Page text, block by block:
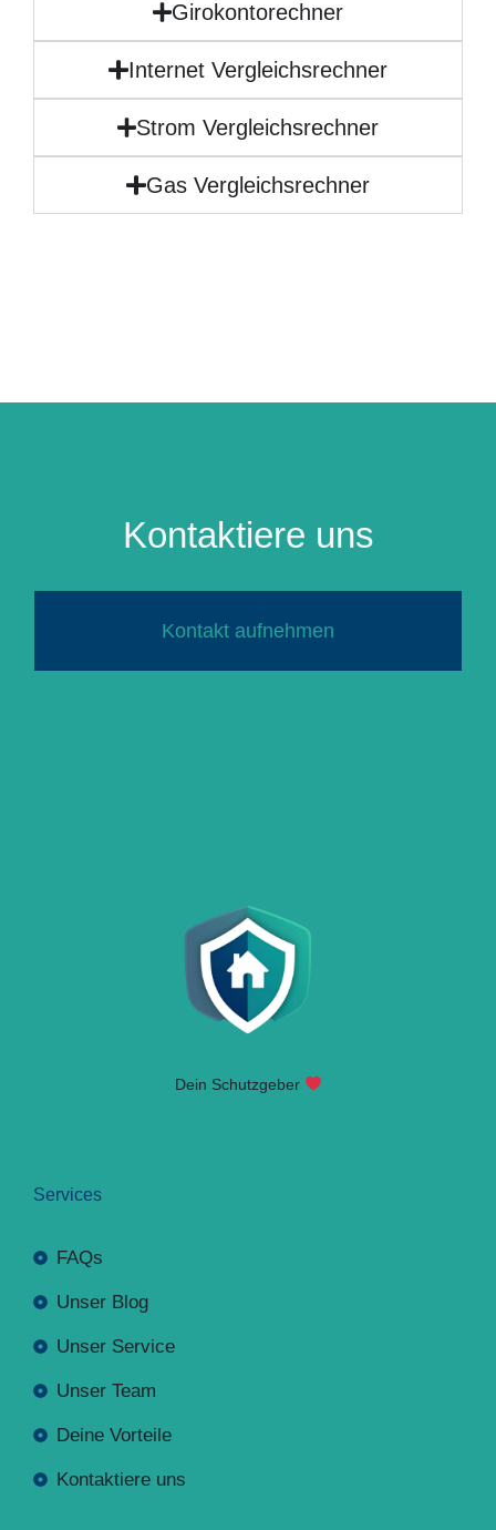
Girokontorechner
Internet Vergleichsrechner
Strom Vergleichsrechner
Gas Vergleichsrechner
Kontaktiere uns
Kontakt aufnehmen
Dein Schutzgeber
Services
FAQs
Unser Blog
Unser Service
Unser Team
Deine Vorteile
Kontaktiere uns